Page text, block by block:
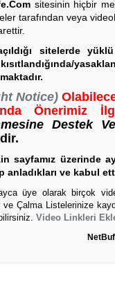
sitesinin hiçbir
tarafından veya
sitelerde
kısıtlandığında/
Notice)
Önerimiz
Destek
sayfamız üzerinde
ve kabul
üye olarak birçok
ve Çalma Listelerinize
Video Linkleri